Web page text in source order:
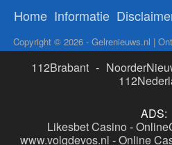
Home Informatie
Copyright © 2026 - Gelrenieuws.nl |
112Brabant -
ADS:
Likesbet Casino -